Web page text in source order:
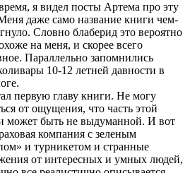
я видел посты Артема про эту
даже само название книги чем-
Словно блаберид это вероятно
на меня, и скорее всего
Параллельно запомнились
10-12 летней давности в
первую главу книги. Не могу
от ощущения, что часть этой
может быть не выдуманной. И вот
компания с зеленым
и турникетом и странные
от интересных и умных людей,